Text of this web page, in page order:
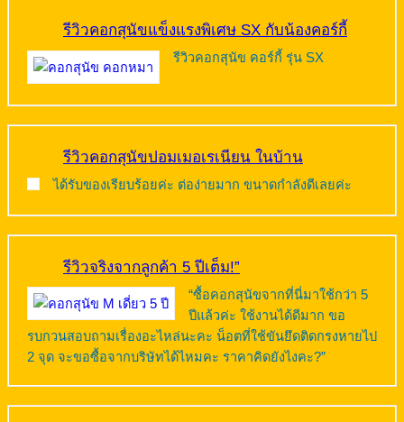
รีวิวคอกสุนัขแข็งแรงพิเศษ SX กับน้องคอร์กี้
รีวิวคอกสุนัข คอร์กี้ รุ่น SX
รีวิวคอกสุนัขปอมเมอเรเนียน ในบ้าน
ได้รับของเรียบร้อยค่ะ ต่อง่ายมาก ขนาดกำลังดีเลยค่ะ
รีวิวจริงจากลูกค้า 5 ปีเต็ม!”
“ซื้อคอกสุนัขจากที่นี่มาใช้กว่า 5
ปีแล้วค่ะ ใช้งานได้ดีมาก ขอ
รบกวนสอบถามเรื่องอะไหล่นะคะ น็อตที่ใช้ขันยึดติดกรงหายไป
2 จุด จะขอซื้อจากบริษัทได้ไหมคะ ราคาคิดยังไงคะ?”